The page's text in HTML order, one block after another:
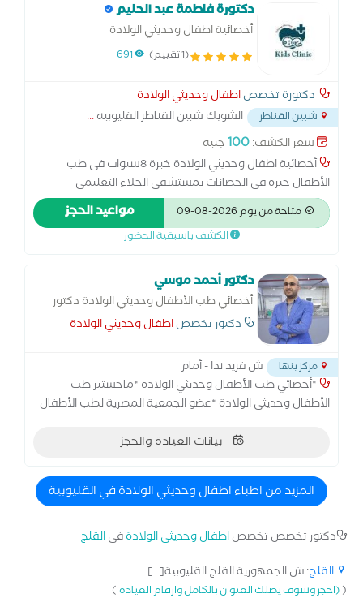
دكتورة فاطمة عبد الحليم
أخصائية اطفال وحديثي الولادة
(1 تقييم) 691
دكتورة تخصصاطفال وحديثي الولادة
شبين القناطر الشوبك شبين القناطر القليوبيه...
سعر الكشف:100جنيه
أخصائية اطفال وحديثي الولادة خبرة 8سنوات فى طب
الأطفال خبرة فى الحضانات بمستشفى الجلاء التعليمى
متاحة من يوم 2026-08-09 مواعيد الحجز
الكشف باسبقية الحضور
دكتور أحمد موسي
أخصائي طب الأطفال وحديثي الولادة دكتور
اطفال وحديثي الولادة متخصص في امراض
اطفال، كبد اطفال، كلى اطفال، احتياجات
خاصة،
دكتور تخصصاطفال وحديثي الولادة
مركز بنها
ش فريد ندا - أمام
*أخصائي طب الأطفال وحديثي الولادة *ماجستير طب
الأطفال وحديثي الولادة *عضو الجمعية المصرية لطب الأطفال
بيانات العيادة والحجز
المزيد من اطباء اطفال وحديثي الولادة في القليوبية
دكتور تخصص تخصصاطفال وحديثي الولادةفيالقلج
القلج: ش الجمهورية القلج القليوبية[...]
((احجز وسوف يصلك العنوان بالكامل وارقام العيادة)